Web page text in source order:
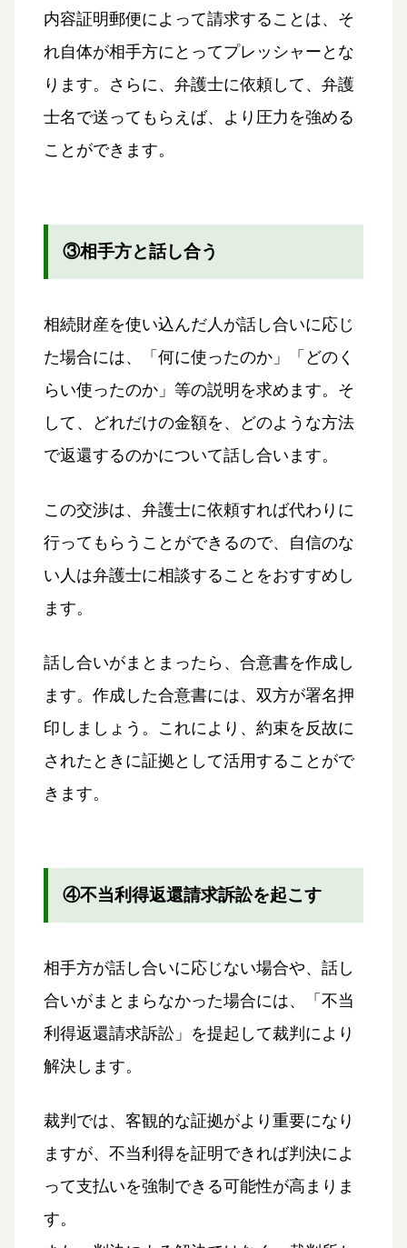
内容証明郵便によって請求することは、そ
れ自体が相手方にとってプレッシャーとな
ります。さらに、弁護士に依頼して、弁護
士名で送ってもらえば、より圧力を強める
ことができます。
③相手方と話し合う
相続財産を使い込んだ人が話し合いに応じ
た場合には、「何に使ったのか」「どのく
らい使ったのか」等の説明を求めます。そ
して、どれだけの金額を、どのような方法
で返還するのかについて話し合います。
この交渉は、弁護士に依頼すれば代わりに
行ってもらうことができるので、自信のな
い人は弁護士に相談することをおすすめし
ます。
話し合いがまとまったら、合意書を作成し
ます。作成した合意書には、双方が署名押
印しましょう。これにより、約束を反故に
されたときに証拠として活用することがで
きます。
④不当利得返還請求訴訟を起こす
相手方が話し合いに応じない場合や、話し
合いがまとまらなかった場合には、「不当
利得返還請求訴訟」を提起して裁判により
解決します。
裁判では、客観的な証拠がより重要になり
ますが、不当利得を証明できれば判決によ
って支払いを強制できる可能性が高まりま
す。